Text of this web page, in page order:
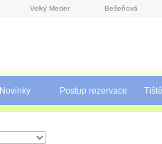
Velký Meder Bešeňová
Novinky Postup rezervace